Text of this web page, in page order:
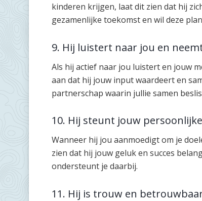
kinderen krijgen, laat dit zien dat hij
gezamenlijke toekomst en wil deze
9. Hij luistert naar jou en
Als hij actief naar jou luistert en jouw
aan dat hij jouw input waardeert en
partnerschap waarin jullie samen
10. Hij steunt jouw
Wanneer hij jou aanmoedigt om je
zien dat hij jouw geluk en succes
ondersteunt je daarbij.
11. Hij is trouw en